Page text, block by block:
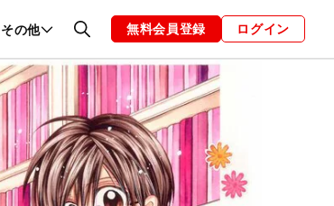
その他恋愛・結婚 編集部 お知らせ
無料会員登録 ログイン